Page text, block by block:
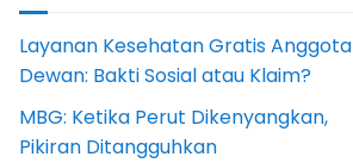
Layanan Kesehatan Gratis Anggota
Dewan: Bakti Sosial atau Klaim?
MBG: Ketika Perut Dikenyangkan,
Pikiran Ditangguhkan